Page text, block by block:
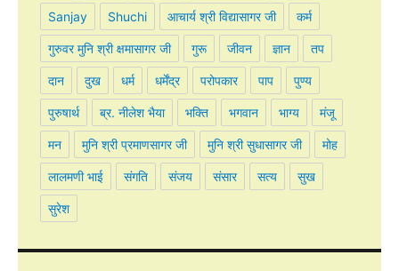
Sanjay Shuchi आचार्य श्री विद्यासागर जी कर्म
गुरुवर मुनि श्री क्षमासागर जी गुरू जीवन ज्ञान तप
दान दुख धर्म धर्मेंद्र परोपकार पाप पुण्य
पुरुषार्थ ब्र. नीलेश भैया भक्ति भगवान भाग्य मंजू
मन मुनि श्री प्रमाणसागर जी मुनि श्री सुधासागर जी मोह
लालमणी भाई संगति संजय संसार सत्य सुख
सुरेश